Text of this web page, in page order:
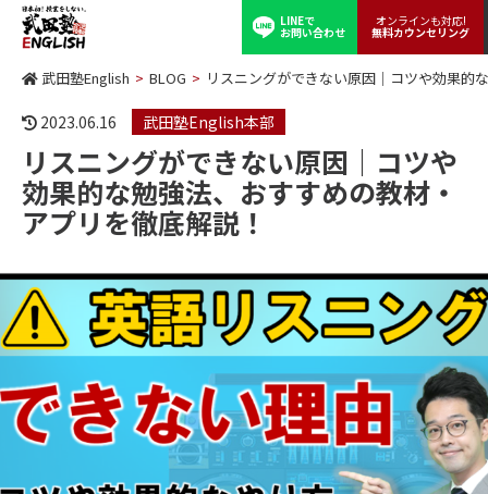
LINEで
お問い合わせ
オンラインも対応!
無料カウンセリング
武田塾English > BLOG > リスニングができない原因｜コツや効果的
2023.06.16 武田塾English本部
リスニングができない原因｜コツや
効果的な勉強法、おすすめの教材・
アプリを徹底解説！